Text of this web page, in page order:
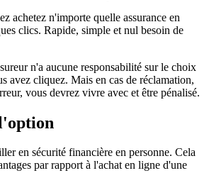
achetez n'importe quelle assurance en
clics. Rapide, simple et nul besoin de
n'a aucune responsabilité sur le choix
avez cliquez. Mais en cas de réclamation,
vous devrez vivre avec et être pénalisé.
en sécurité financière en personne. Cela
par rapport à l'achat en ligne d'une